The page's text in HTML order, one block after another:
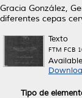
Gracia González,
diferentes cepas
Texto
FTM FCB
Tipo de